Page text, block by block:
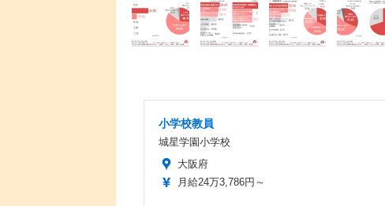
小学校教員
城星学園小学校
大阪府
月給24万3,786円～